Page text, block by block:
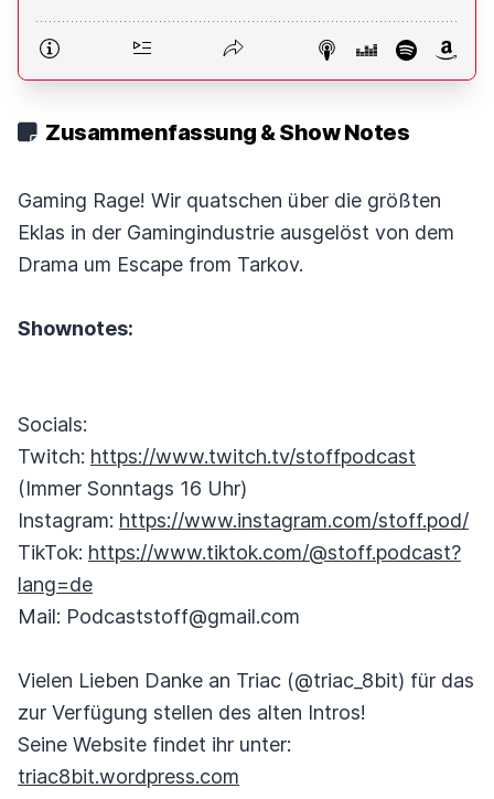
Zusammenfassung & Show Notes
Gaming Rage! Wir quatschen über die größten
Eklas in der Gamingindustrie ausgelöst von dem
Drama um Escape from Tarkov.
Shownotes:
Socials:
Twitch: https://www.twitch.tv/stoffpodcast
(Immer Sonntags 16 Uhr)
Instagram: https://www.instagram.com/stoff.pod/
TikTok: https://www.tiktok.com/@stoff.podcast?
lang=de
Mail: Podcaststoff@gmail.com
Vielen Lieben Danke an Triac (@triac_8bit) für das
zur Verfügung stellen des alten Intros!
Seine Website findet ihr unter:
triac8bit.wordpress.com